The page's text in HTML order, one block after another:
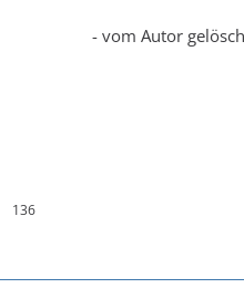
136
- vom Autor